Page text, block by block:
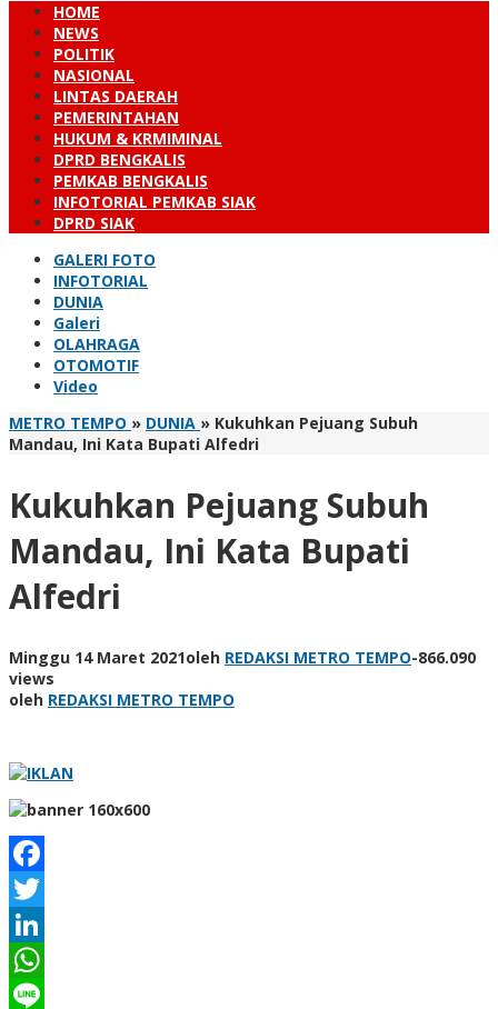
HOME
NEWS
POLITIK
NASIONAL
LINTAS DAERAH
PEMERINTAHAN
HUKUM & KRMIMINAL
DPRD BENGKALIS
PEMKAB BENGKALIS
INFOTORIAL PEMKAB SIAK
DPRD SIAK
GALERI FOTO
INFOTORIAL
DUNIA
Galeri
OLAHRAGA
OTOMOTIF
Video
METRO TEMPO » DUNIA » Kukuhkan Pejuang Subuh
Mandau, Ini Kata Bupati Alfedri
Kukuhkan Pejuang Subuh
Mandau, Ini Kata Bupati
Alfedri
Minggu 14 Maret 2021oleh REDAKSI METRO TEMPO-866.090
views
oleh REDAKSI METRO TEMPO
Facebook
Twitter
LinkedIn
WhatsApp